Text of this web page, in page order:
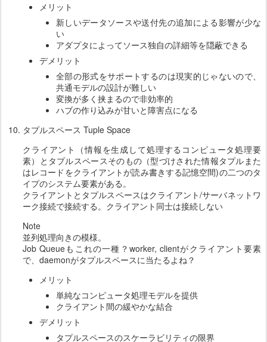
メリット
新しいデータソースや送付先の追加による影響が少な
い
アダプタによってソース独自の詳細等を隠蔽できる
デメリット
全部の形式をサポートするのは現実的じゃないので、
共通モデルの設計が難しい
変換が多く挟まるので非効率的
ハブの作り込みが甘いと障害点になる
タプルスペース Tuple Space
クライアント（情報を生成して処理するコンピュータ処理要
素）とタプルスペースそのもの（型づけされた情報タプルまた
はレコードをクライアントが読み書きする記憶空間)の二つのタ
イプのシステム要素がある。
クライアントとタプルスペースはクライアント/サーバネットワ
ーク接続で接続する。クライアント同士は接続しない
Note
並列処理向きの模様。
Job Queueもこれの一種？worker, clientがクライアント要素
で、daemonがタプルスペースに当たるよね？
メリット
単純なコンピュータ処理モデルを提供
クライアント間の緩やかな結合
デメリット
タプルスペースのスケーラビリティの限界